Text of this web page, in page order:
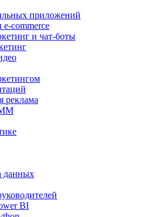
приложений
commerce
и чат-боты
реклама
данных
BI